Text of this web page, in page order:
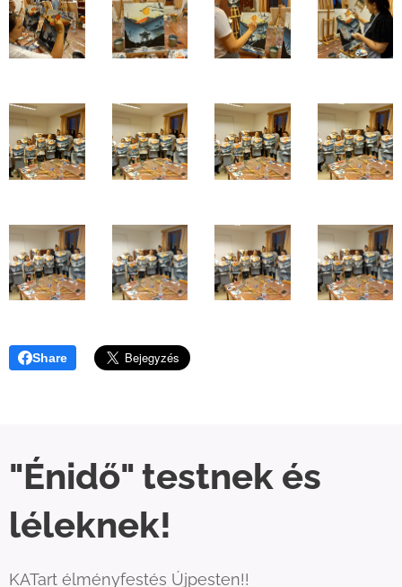
Share
"Énidő" testnek és
léleknek!
KATart élményfestés Újpesten!!